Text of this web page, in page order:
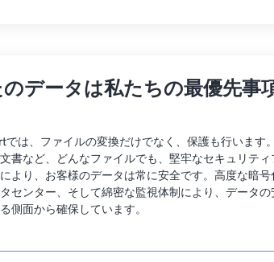
データは私たちの最優先事
では、ファイルの変換だけでなく、保護も行います
書など、どんなファイルでも、堅牢なセキュリティ
より、お客様のデータは常に安全です。高度な暗号
センター、そして綿密な監視体制により、データの
側面から確保しています。